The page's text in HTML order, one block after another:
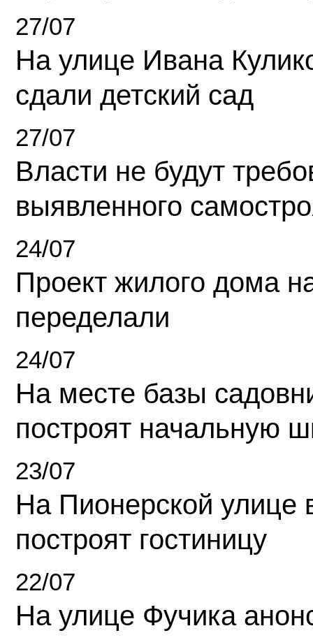
27/07
На улице Ивана
сдали детский сад
27/07
Власти не будут
выявленного
24/07
Проект жилого дома
переделали
24/07
На месте базы
построят начальную
23/07
На Пионерской улице
построят гостиницу
22/07
На улице Фучика